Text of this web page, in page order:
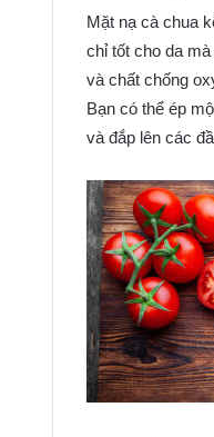
Mặt nạ cà chua
chỉ tốt cho da
và chất chống
Bạn có thể ép
và đắp lên các